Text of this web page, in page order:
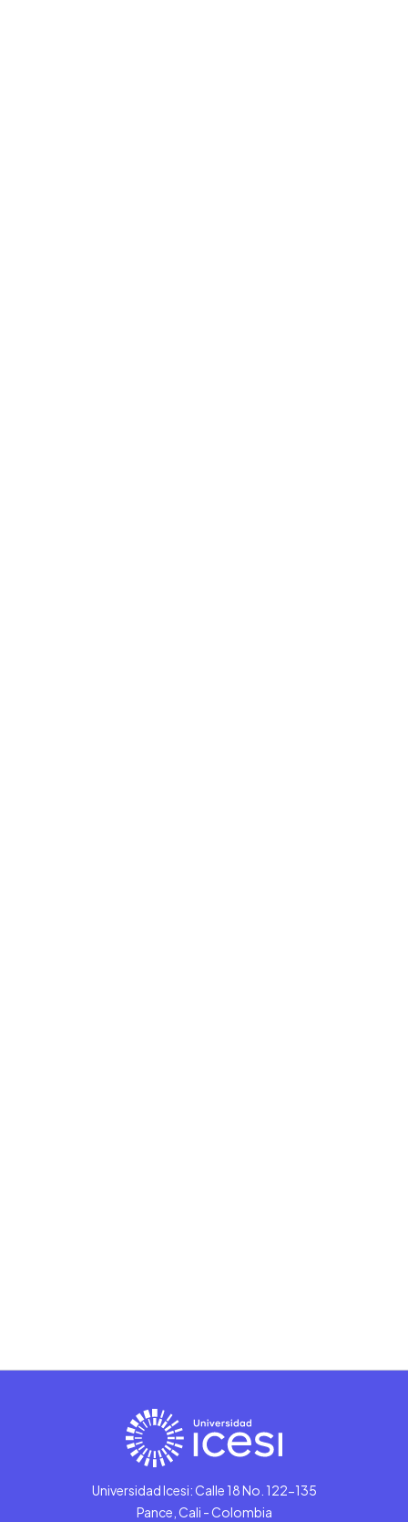
Universidad Icesi: Calle 18 No. 122-135
Pance, Cali - Colombia